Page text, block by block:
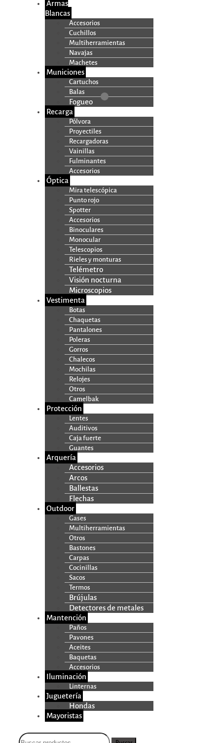
Armas
Blancas
Accesorios
Cuchillos
Multiherramientas
Navajas
Machetes
Municiones
Cartuchos
Balas
Fogueo
Recarga
Pólvora
Proyectiles
Recargadoras
Vainillas
Fulminantes
Accesorios
Óptica
Mira telescópica
Punto rojo
Spotter
Accesorios
Binoculares
Monocular
Telescopios
Rieles y monturas
Telémetro
Visión nocturna
Microscopios
Vestimenta
Botas
Chaquetas
Pantalones
Poleras
Gorros
Chalecos
Mochilas
Relojes
Otros
Camelbak
Protección
Lentes
Auditivos
Caja fuerte
Guantes
Arquería
Accesorios
Arcos
Ballestas
Flechas
Outdoor
Gases
Multiherramientas
Otros
Bastones
Carpas
Cocinillas
Sacos
Termos
Brújulas
Detectores de metales
Mantención
Paños
Pavones
Aceites
Baquetas
Accesorios
Iluminación
Linternas
Juguetería
Hondas
Mayoristas